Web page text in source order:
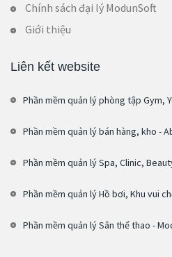
Chính sách đại lý ModunSoft
Giới thiệu
Liên kết website
Phần mềm quản lý phòng tập Gym,
Phần mềm quản lý bán hàng, kho -
Phần mềm quản lý Spa, Clinic,
Phần mềm quản lý Hồ bơi, Khu vui
Phần mềm quản lý Sân thể thao -